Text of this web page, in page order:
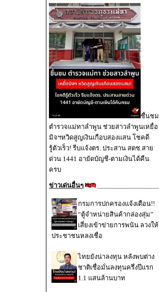
ชื่นชม
ตำรวจแม่ทาลำพูน ช่วยสาวลำพูนเหยื่อ
มิจฯหวิดสูญเงินเกือบสองแสน โชคดี
รู้ตัวเร็ว! รีบแจ้งตร. ประสาน สตช.สาย
ด่วน 1441 อายัดบัญชี-ตามเงินได้คืน
ครบ
ข่าวเด่นอื่นๆ
กรมการปกครองแจ้งเตือน!!
“ตู้จำหน่ายสินค้ากล่องสุ่ม”
เสี่ยงเข้าข่ายการพนัน ลวงให้
ประชาชนหลงเชื่อ
ไทยยังน่าลงทุน หลังพบต่าง
ชาติเชื่อมั่นลงทุนครึ่งปีแรก
1.1 แสนล้านบาท